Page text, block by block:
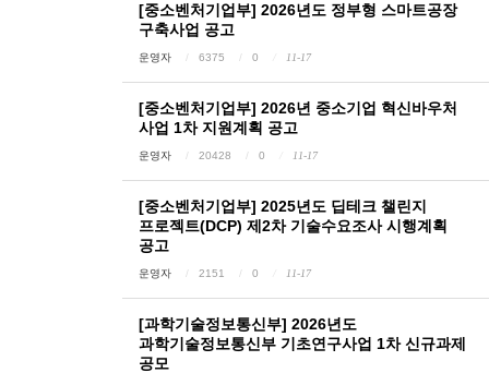
[중소벤처기업부] 2026년도 정부형 스마트공장
구축사업 공고
운영자 6375 0 11-17
[중소벤처기업부] 2026년 중소기업 혁신바우처
사업 1차 지원계획 공고
운영자 20428 0 11-17
[중소벤처기업부] 2025년도 딥테크 챌린지
프로젝트(DCP) 제2차 기술수요조사 시행계획
공고
운영자 2151 0 11-17
[과학기술정보통신부] 2026년도
과학기술정보통신부 기초연구사업 1차 신규과제
공모